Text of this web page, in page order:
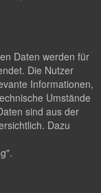
Daten werden für
Die Nutzer
Informationen,
Umstände
sind aus der
Dazu